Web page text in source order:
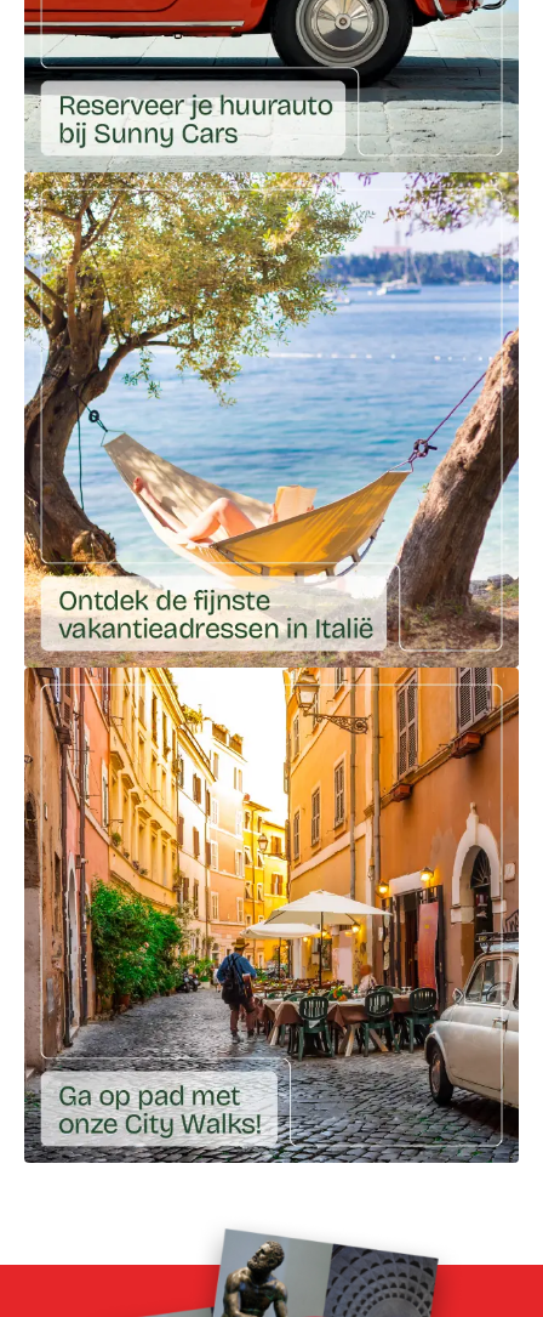
Ga naar externe link: https://huureenauto.sunnycars.nl/
Ga naar externe link: https://ciaotutti.nl/droomplekken-